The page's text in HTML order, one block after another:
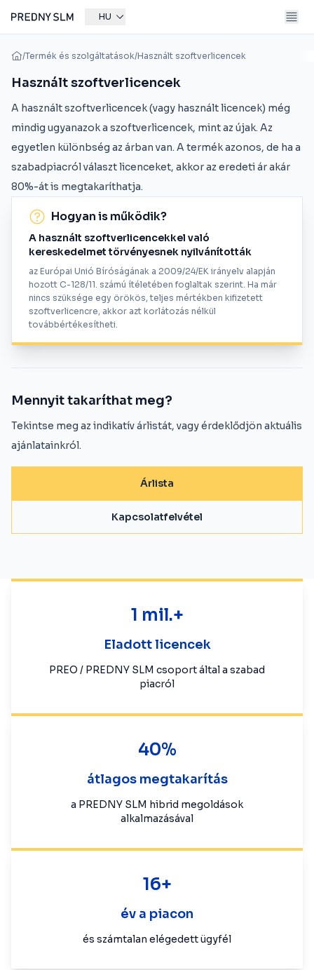
HU
/Termék és szolgáltatások/Használt szoftverlicencek
Használt szoftverlicencek
A használt szoftverlicencek (vagy használt licencek) még
mindig ugyanazok a szoftverlicencek, mint az újak. Az
egyetlen különbség az árban van. A termék azonos, de ha a
szabadpiacról választ licenceket, akkor az eredeti ár akár
80%-át is megtakaríthatja.
Hogyan is működik?
A használt szoftverlicencekkel való
kereskedelmet törvényesnek nyilvánították
az Európai Unió Bíróságának a 2009/24/EK irányelv alapján
hozott C-128/11. számú ítéletében foglaltak szerint. Ha már
nincs szüksége egy örökös, teljes mértékben kifizetett
szoftverlicencre, akkor azt korlátozás nélkül
továbbértékesítheti.
Mennyit takaríthat meg?
Tekintse meg az indikatív árlistát, vagy érdeklődjön aktuális
ajánlatainkról.
Árlista
Kapcsolatfelvétel
1 mil.+
Eladott licencek
PREO / PREDNY SLM csoport által a szabad
piacról
40%
átlagos megtakarítás
a PREDNY SLM hibrid megoldások
alkalmazásával
16+
év a piacon
és számtalan elégedett ügyfél